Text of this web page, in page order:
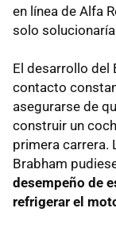
en línea de Alfa
solo
El desarrollo del
contacto
asegurarse de
construir un
primera carrera.
Brabham
desempeño de
refrigerar el